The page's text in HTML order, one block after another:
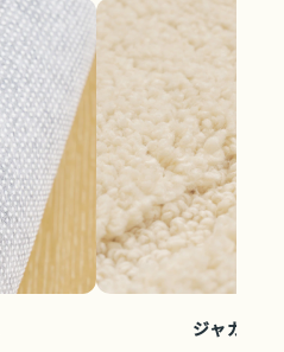
ジャガード